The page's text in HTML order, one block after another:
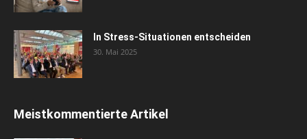
In Stress-Situationen entscheiden
30. Mai 2025
Meistkommentierte Artikel